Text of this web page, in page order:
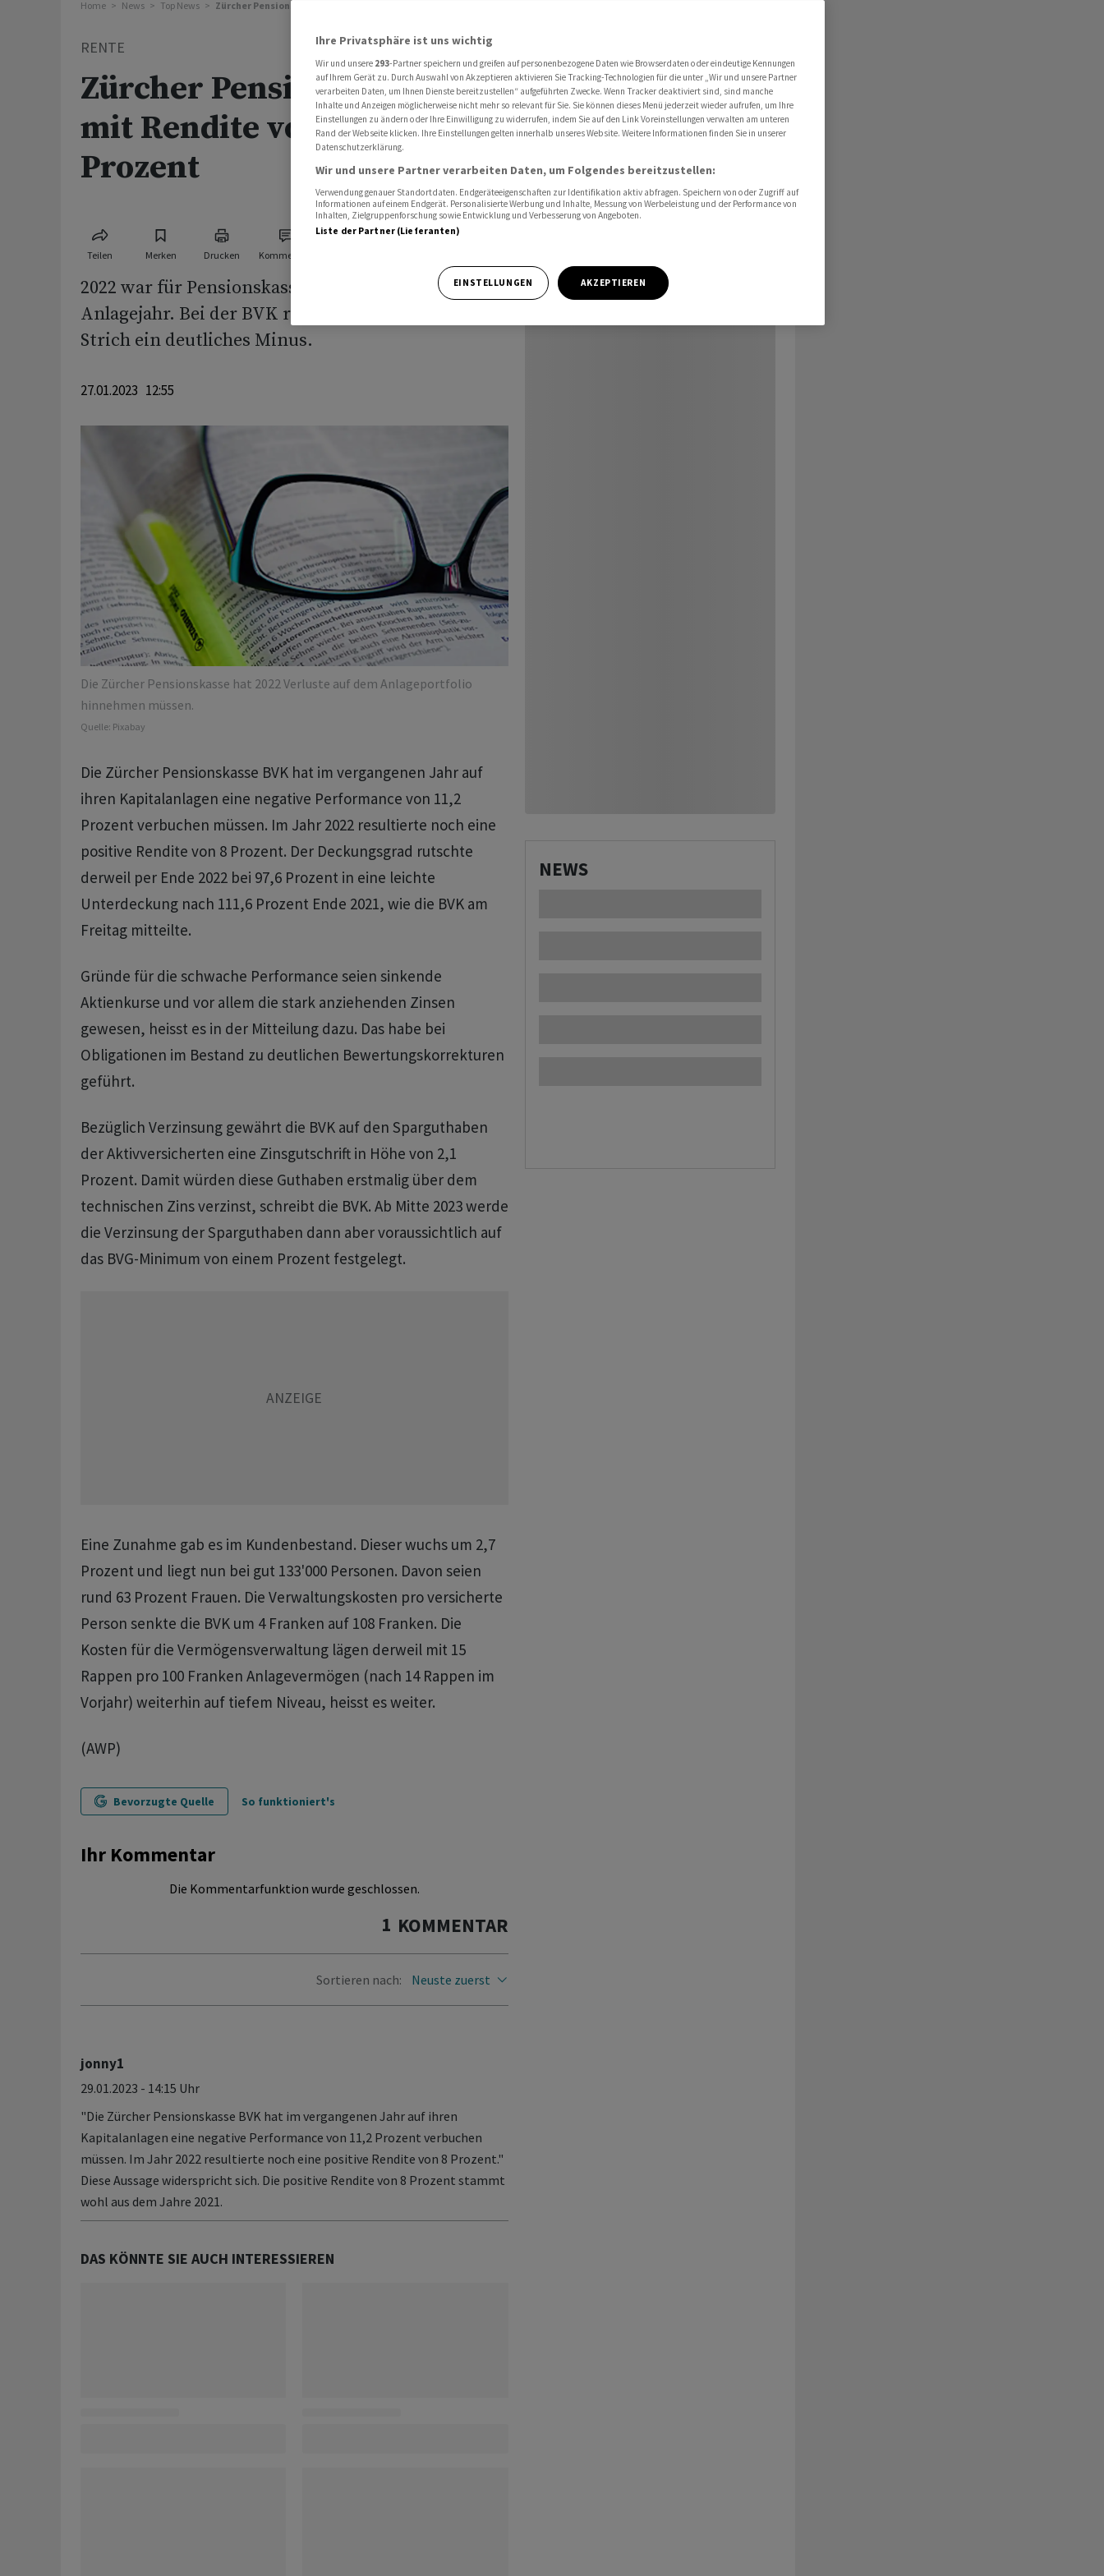
Home News Top News Zürcher Pensionskasse BVK mit Rendite von -11,2 Prozent
RENTE
Zürcher Pensionskasse BVK
mit Rendite von -11,2
Prozent
Teilen Merken Drucken Kommentare
2022 war für Pensionskassen ein herausforderndes
Anlagejahr. Bei der BVK resultierte unter dem
Strich ein deutliches Minus.
27.01.2023 12:55
Die Zürcher Pensionskasse hat 2022 Verluste auf dem Anlageportfolio
hinnehmen müssen.
Quelle: Pixabay
Die Zürcher Pensionskasse BVK hat im vergangenen Jahr auf
ihren Kapitalanlagen eine negative Performance von 11,2
Prozent verbuchen müssen. Im Jahr 2022 resultierte noch eine
positive Rendite von 8 Prozent. Der Deckungsgrad rutschte
derweil per Ende 2022 bei 97,6 Prozent in eine leichte
Unterdeckung nach 111,6 Prozent Ende 2021, wie die BVK am
Freitag mitteilte.
Gründe für die schwache Performance seien sinkende
Aktienkurse und vor allem die stark anziehenden Zinsen
gewesen, heisst es in der Mitteilung dazu. Das habe bei
Obligationen im Bestand zu deutlichen Bewertungskorrekturen
geführt.
Bezüglich Verzinsung gewährt die BVK auf den Sparguthaben
der Aktivversicherten eine Zinsgutschrift in Höhe von 2,1
Prozent. Damit würden diese Guthaben erstmalig über dem
technischen Zins verzinst, schreibt die BVK. Ab Mitte 2023 werde
die Verzinsung der Sparguthaben dann aber voraussichtlich auf
das BVG-Minimum von einem Prozent festgelegt.
Eine Zunahme gab es im Kundenbestand. Dieser wuchs um 2,7
Prozent und liegt nun bei gut 133'000 Personen. Davon seien
rund 63 Prozent Frauen. Die Verwaltungskosten pro versicherte
Person senkte die BVK um 4 Franken auf 108 Franken. Die
Kosten für die Vermögensverwaltung lägen derweil mit 15
Rappen pro 100 Franken Anlagevermögen (nach 14 Rappen im
Vorjahr) weiterhin auf tiefem Niveau, heisst es weiter.
(AWP)
Bevorzugte Quelle So funktioniert's
Ihr Kommentar
Die Kommentarfunktion wurde geschlossen.
1 KOMMENTAR
Sortieren nach: Neuste zuerst
jonny1
29.01.2023 - 14:15 Uhr
"Die Zürcher Pensionskasse BVK hat im vergangenen Jahr auf ihren
Kapitalanlagen eine negative Performance von 11,2 Prozent verbuchen
müssen. Im Jahr 2022 resultierte noch eine positive Rendite von 8 Prozent."
Diese Aussage widerspricht sich. Die positive Rendite von 8 Prozent stammt
wohl aus dem Jahre 2021.
DAS KÖNNTE SIE AUCH INTERESSIEREN
NEWS
Ihre Privatsphäre ist uns wichtig
Wir und unsere 293-Partner speichern und greifen auf personenbezogene Daten wie Browserdaten oder eindeutige Kennungen
auf Ihrem Gerät zu. Durch Auswahl von Akzeptieren aktivieren Sie Tracking-Technologien für die unter „Wir und unsere Partner
verarbeiten Daten, um Ihnen Dienste bereitzustellen“ aufgeführten Zwecke. Wenn Tracker deaktiviert sind, sind manche
Inhalte und Anzeigen möglicherweise nicht mehr so relevant für Sie. Sie können dieses Menü jederzeit wieder aufrufen, um Ihre
Einstellungen zu ändern oder Ihre Einwilligung zu widerrufen, indem Sie auf den Link Voreinstellungen verwalten am unteren
Rand der Webseite klicken. Ihre Einstellungen gelten innerhalb unseres Website. Weitere Informationen finden Sie in unserer
Datenschutzerklärung.
Wir und unsere Partner verarbeiten Daten, um Folgendes bereitzustellen:
Verwendung genauer Standortdaten. Endgeräteeigenschaften zur Identifikation aktiv abfragen. Speichern von oder Zugriff auf
Informationen auf einem Endgerät. Personalisierte Werbung und Inhalte, Messung von Werbeleistung und der Performance von
Inhalten, Zielgruppenforschung sowie Entwicklung und Verbesserung von Angeboten.
Liste der Partner (Lieferanten)
EINSTELLUNGEN AKZEPTIEREN